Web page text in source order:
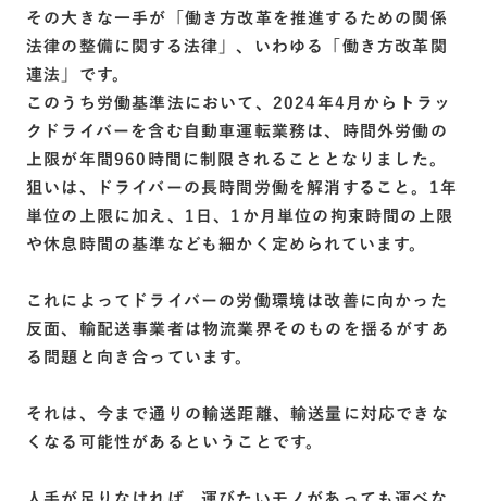
その大きな一手が「働き方改革を推進するための関係
法律の整備に関する法律」、いわゆる「働き方改革関
連法」です。
このうち労働基準法において、2024年4月からトラッ
クドライバーを含む自動車運転業務は、時間外労働の
上限が年間960時間に制限されることとなりました。
狙いは、ドライバーの長時間労働を解消すること。1年
単位の上限に加え、1日、1か月単位の拘束時間の上限
や休息時間の基準なども細かく定められています。
これによってドライバーの労働環境は改善に向かった
反面、輸配送事業者は物流業界そのものを揺るがすあ
る問題と向き合っています。
それは、今まで通りの輸送距離、輸送量に対応できな
くなる可能性があるということです。